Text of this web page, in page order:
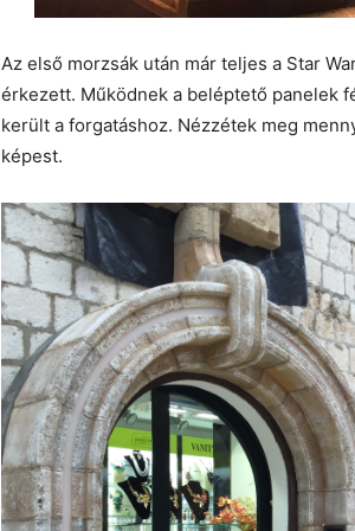
Az első morzsák után már teljes a Star
érkezett. Működnek a beléptető panelek
került a forgatáshoz. Nézzétek meg
képest.